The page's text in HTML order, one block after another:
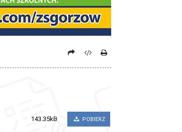
143.35kB POBIERZ